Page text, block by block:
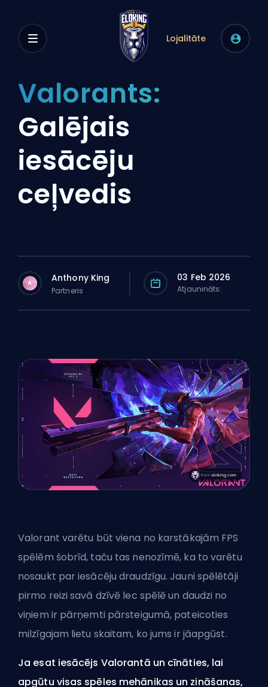
Lojalitāte
Valorants:
Galējais
iesācēju
ceļvedis
A Anthony King
Partneris
03 Feb 2026
Atjaunināts:
Valorant varētu būt viena no karstākajām FPS
spēlēm šobrīd, taču tas nenozīmē, ka to varētu
nosaukt par iesācēju draudzīgu. Jauni spēlētāji
pirmo reizi savā dzīvē lec spēlē un daudzi no
viņiem ir pārņemti pārsteigumā, pateicoties
milzīgajam lietu skaitam, ko jums ir jāapgūst.
Ja esat iesācējs Valorantā un cīnāties, lai
apgūtu visas spēles mehānikas un zināšanas,